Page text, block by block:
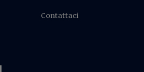
Contattaci